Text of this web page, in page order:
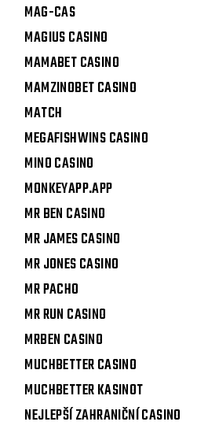
MAG-CAS
MAGIUS CASINO
MAMABET CASINO
MAMZINOBET CASINO
MATCH
MEGAFISHWINS CASINO
MINO CASINO
MONKEYAPP.APP
MR BEN CASINO
MR JAMES CASINO
MR JONES CASINO
MR PACHO
MR RUN CASINO
MRBEN CASINO
MUCHBETTER CASINO
MUCHBETTER KASINOT
NEJLEPŠÍ ZAHRANIČNÍ CASINO